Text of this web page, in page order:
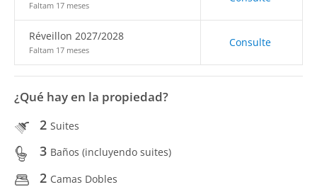
Faltam 17 meses
Réveillon 2027/2028
Faltam 17 meses
Consulte
¿Qué hay en la propiedad?
2 Suites
3 Baños (incluyendo suites)
2 Camas Dobles